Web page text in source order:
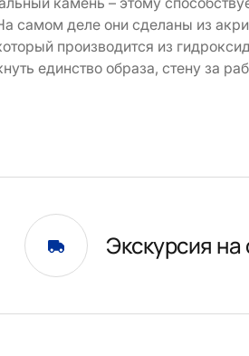
самом деле они сделаны из
производится из
единство образа, стену за
Экскурсия